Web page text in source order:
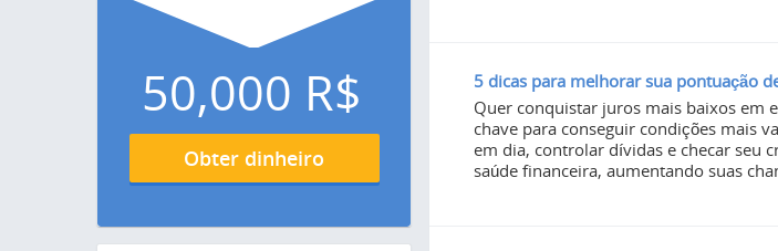
5 dicas para melhorar sua pontuação
Quer conquistar juros mais baixos em
chave para conseguir condições mais
em dia, controlar dívidas e checar seu
saúde financeira, aumentando suas
50,000 R$
Obter dinheiro